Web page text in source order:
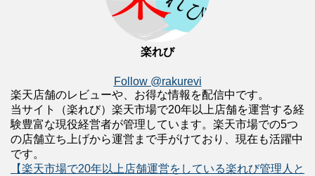
楽れび
Follow @rakurevi
楽天店舗のレビューや、お得な情報を配信中です。
当サイト（楽れび）楽天市場で20年以上店舗を運営する経
験豊富な現役経営者が管理しています。楽天市場での5つ
の店舗立ち上げから運営まで手がけており、現在も活躍中
です。
【楽天市場で20年以上店舗運営をしている楽れび管理人と